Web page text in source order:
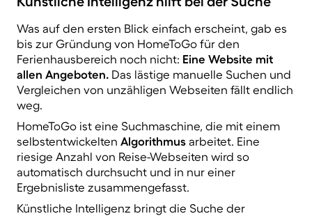
Was auf den ersten Blick einfach erscheint, gab es
bis zur Gründung von HomeToGo für den
Ferienhausbereich noch nicht: Eine Website mit
allen Angeboten. Das lästige manuelle Suchen und
Vergleichen von unzähligen Webseiten fällt endlich
weg.
HomeToGo ist eine Suchmaschine, die mit einem
selbstentwickelten Algorithmus arbeitet. Eine
riesige Anzahl von Reise-Webseiten wird so
automatisch durchsucht und in nur einer
Ergebnisliste zusammengefasst.
Künstliche Intelligenz bringt die Suche der